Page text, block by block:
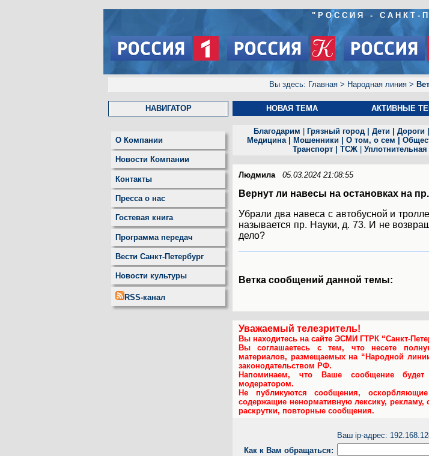
"РОССИЯ - САНКТ-
Вы здесь: Главная > Народная линия >
НАВИГАТОР
О Компании
Новости Компании
Контакты
Пресса о нас
Гостевая книга
Программа передач
Вести Санкт-Петербург
Новости культуры
RSS-канал
НОВАЯ ТЕМА АКТИВНЫЕ
Благодарим Грязный город| Дети Дороги
Медицина| Мошенники О том, о сем
Транспорт| ТСЖ| Уплотнительная
Людмила 05.03.2024 21:08:55
Вернут ли навесы на остановках на
Убрали два навеса с автобусной и
называется пр. Науки, д. 73. И не
дело?
Ветка сообщений данной темы:
Уважаемый телезритель!
Вы находитесь на сайте ЭСМИ ГТРК “Санкт-
Вы соглашаетесь с тем, что несете
материалов, размещаемых на “Народной
законодательством РФ.
Напоминаем, что Ваше сообщение будет
модератором.
Не публикуются сообщения,
содержащие ненормативную лексику, рекламу,
раскрутки, повторные сообщения.
Ваш ip-адрес:
Как к Вам обращаться: